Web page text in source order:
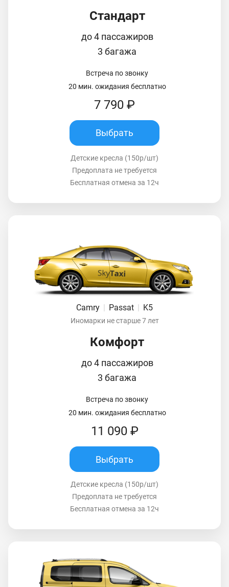
Стандарт
до 4 пассажиров
3 багажа
Встреча по звонку
20 мин. ожидания бесплатно
7 790 ₽
Выбрать
Детские кресла (150р/шт)
Предоплата не требуется
Бесплатная отмена за 12ч
Camry Passat K5
Иномарки не старше 7 лет
Комфорт
до 4 пассажиров
3 багажа
Встреча по звонку
20 мин. ожидания бесплатно
11 090 ₽
Выбрать
Детские кресла (150р/шт)
Предоплата не требуется
Бесплатная отмена за 12ч